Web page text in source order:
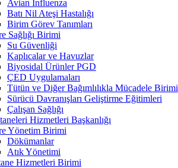
Avian İnfluenza
Batı Nil Ateşi Hastalığı
Birim Görev Tanımları
Sağlığı Birimi
Su Güvenliği
Kaplıcalar ve Havuzlar
Biyosidal Ürünler PGD
ÇED Uygulamaları
Tütün ve Diğer Bağımlılıkla Mücadele Birimi
Sürücü Davranışları Geliştirme Eğitimleri
Çalışan Sağlığı
Hizmetleri Başkanlığı
Yönetim Birimi
Dökümanlar
Atık Yönetimi
Hizmetleri Birimi